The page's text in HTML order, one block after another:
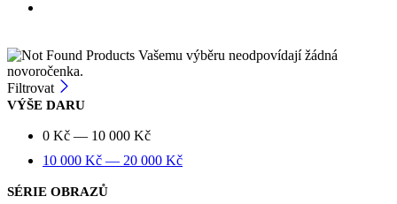
Vašemu výběru neodpovídají žádná
novoročenka.
Filtrovat
VÝŠE DARU
0 Kč — 10 000 Kč
10 000 Kč — 20 000 Kč
SÉRIE OBRAZŮ